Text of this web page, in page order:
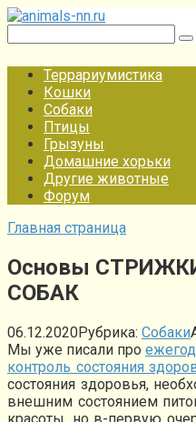
Перейти
контенту
Террариумистика
Кошки
Собаки
Птицы
Грызуны
Домашние хорьки
Другие животные
Форум
Главная страница
Основы
СОБАК
06.12.2020Рубрика: Собаки
Мы уже писали про
контроль состояния
состояния здоровья,
внешним состоянием